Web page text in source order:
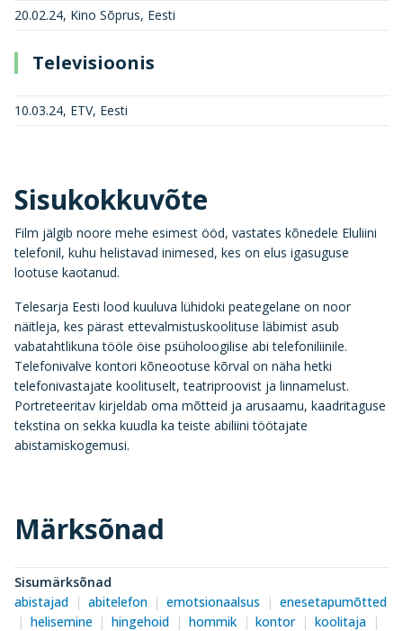
20.02.24, Kino Sõprus, Eesti
Televisioonis
10.03.24, ETV, Eesti
Sisukokkuvõte
Film jälgib noore mehe esimest ööd, vastates kõnedele Eluliini
telefonil, kuhu helistavad inimesed, kes on elus igasuguse
lootuse kaotanud.
Telesarja Eesti lood kuuluva lühidoki peategelane on noor
näitleja, kes pärast ettevalmistuskoolituse läbimist asub
vabatahtlikuna tööle öise psüholoogilise abi telefoniliinile.
Telefonivalve kontori kõneootuse kõrval on näha hetki
telefonivastajate koolituselt, teatriproovist ja linnamelust.
Portreteeritav kirjeldab oma mõtteid ja arusaamu, kaadritaguse
tekstina on sekka kuudla ka teiste abiliini töötajate
abistamiskogemusi.
Märksõnad
Sisumärksõnad
abistajad
abitelefon emotsionaalsus
enesetapumõtted
helisemine
hingehoid hommik kontor
koolitaja